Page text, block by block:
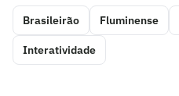
Brasileirão Fluminense
Interatividade